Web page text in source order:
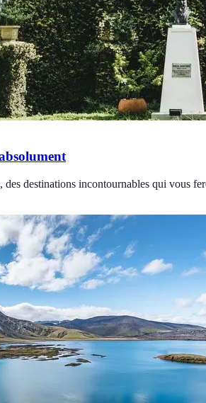
destinations incontournables qui vous